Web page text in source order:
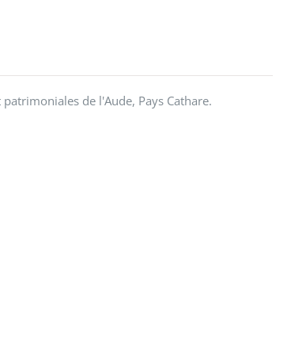
de l'Aude, Pays Cathare.